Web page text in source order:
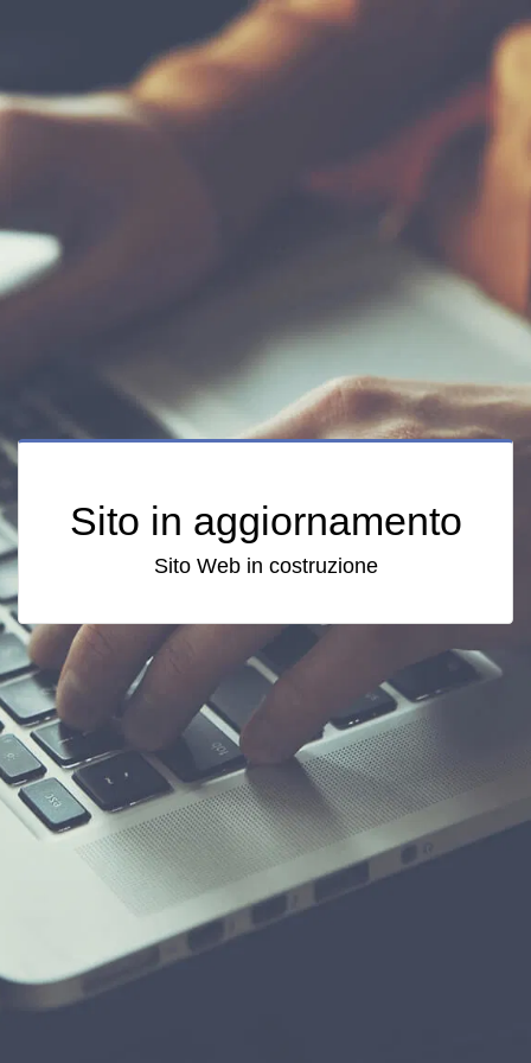
Sito in aggiornamento
Sito Web in costruzione